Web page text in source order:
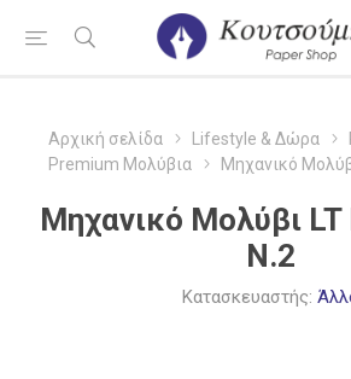
Αρχική σελίδα Lifestyle & Δώρα
Premium Μολύβια
Μηχανικό
Μηχανικό Μολύβι
N.2
Κατασκευαστής: